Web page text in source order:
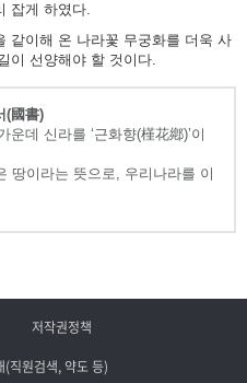
잡게 하였다.
같이해 온 나라꽃 무궁화를 더욱 사
이 선양해야 할 것이다.
(國書)
데 신라를 ‘근화향(槿花鄕)’이
땅이라는 뜻으로, 우리나라를 이
저작권정책
(직원검색, 약도 등)